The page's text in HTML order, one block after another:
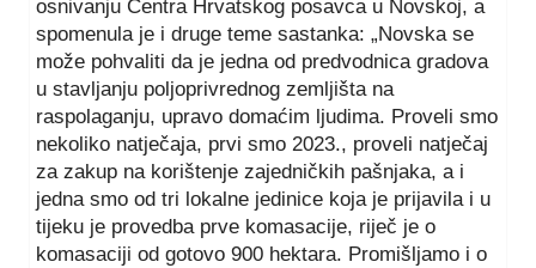
osnivanju Centra Hrvatskog posavca u Novskoj, a
spomenula je i druge teme sastanka: „Novska se
može pohvaliti da je jedna od predvodnica gradova
u stavljanju poljoprivrednog zemljišta na
raspolaganju, upravo domaćim ljudima. Proveli smo
nekoliko natječaja, prvi smo 2023., proveli natječaj
za zakup na korištenje zajedničkih pašnjaka, a i
jedna smo od tri lokalne jedinice koja je prijavila i u
tijeku je provedba prve komasacije, riječ je o
komasaciji od gotovo 900 hektara. Promišljamo i o